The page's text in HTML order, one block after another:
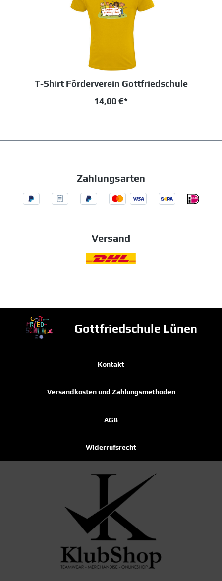
T-Shirt Förderverein Gottfriedschule
14,00 €*
Zahlungsarten
Versand
Gottfriedschule Lünen
Kontakt
Versandkosten und Zahlungsmethoden
AGB
Widerrufsrecht